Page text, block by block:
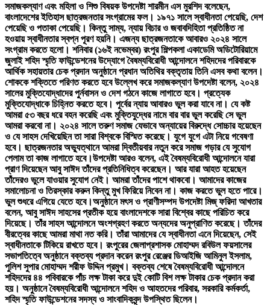
সমাজকল্যাণ এবং মহিলা ও শিশু বিষয়ক উপদেষ্টা শারমীন এস মুরশিদ বলেছেন,
বাংলাদেশের ইতিহাস ছাত্রজনতার সংগ্রামের ফল। ১৯৭১ সালে স্বাধীনতা পেয়েছি, দেশ
পেয়েছি ও পতাকা পেয়েছি। কিন্তু সাম্য, ন্যায় বিচার ও জবাবদিহিতা প্রতিষ্ঠিত না
হওয়ায় স্বাধীনতার স্বপ্ন পূরণ হয়নি। এজন্য ছাত্রজনতাকে আবারও ২০২৪ সালে
সংগ্রাম করতে হলো। শনিবার (১৬ই নভেম্বর) রংপুর শিল্পকলা একাডেমি অডিটোরিয়ামে
জুলাই শহিদ স্মৃতি ফাউন্ডেশনের উদ্যোগে বৈষম্যবিরোধী আন্দোলনে শহিদদের পরিবারকে
আর্থিক সহায়তার চেক প্রদান অনুষ্ঠানে প্রধান অতিথির বক্তৃতায় তিনি এসব কথা বলেন।
শোককে শক্তিতে পরিণত করতে হবে উল্লেখ করে সমাজকল্যাণ উপদেষ্টা বলেন, ২০২৪
সালের মুক্তিযোদ্ধাদের পুর্নবাসন ও দেশ গঠনে কাজে লাগাতে হবে। প্রত্যেক
মুক্তিযোদ্ধাকে চিহ্নিত করতে হবে। পূর্বের ন্যায় আবারও ভুল করা যাবে না। যে কষ্ট
আমরা ৫৩ বছর ধরে বহন করেছি এবং মুক্তিযুদ্ধের নামে বার বার ভুল করেছি সে ভুল
আমরা করবো না। ২০২৪ সালে তরুণ সমাজ যেভাবে অন্যায়ের বিরুদ্ধে সোচ্চার হয়েছেন
ও যে সাহস দেখিয়েছিন তা সারা বিশ্বকে বিস্মিত করেছে। যুগে যুগে এটা নিয়ে গবেষণা
হবে। ছাত্রজনতার অভ্যুত্থানে আমরা দ্বিতীয়বার নতুন করে সমাজ গড়ার যে সুযোগ
পেলাম তা কাজ লাগাতে হবে।উপদেষ্টা আরও বলেন, এই বৈষম্যবিরোধী আন্দোলনে যারা
প্রাণ দিয়েছেন আবু সাঈদ তাঁদের প্রতিনিধিত্ব করেছেন। আর যারা আহত হয়েছেন
তাঁদেরও ভুলে যাওয়ার সুযোগ নেই। আমরা তাঁদের পাশে থাকবো। আমাদের কাজের
সমালোচনা ও তিরস্কার করুন কিন্তু মুখ ফিরিয়ে নিবেন না। কাজ করতে ভুল হতে পারে।
ভুল শুধরে এগিয়ে যেতে হবে।অনুষ্ঠানে মৎস ও প্রাণীসম্পদ উপদেষ্টা মিজ্ ফরিদা আখতার
বলেন, আবু সাঈদ সাহসের প্রতীক হয়ে বাংলাদেশকে সারা বিশ্বের কাছে পরিচিত করে
দিয়েছে। তাঁর সাহস আন্দোলনে অংশগ্রহণ করতে অন্যদের অনুপ্রাণিত করেছে। তাঁদের
বীরত্বের কাছে আমরা মাথা নত করি। তাঁরা আমাদের যে স্বাধীনতা এনে দিয়েছেন, সেই
স্বাধীনতাকে টিকিয়ে রাখতে হবে। রংপুরের জেলাপ্রশাসক মোহাম্মদ রবিউল ফয়সালের
সভাপতিত্বে অনুষ্ঠানে বক্তব্য প্রদান করেন রংপুর রেঞ্জের ডিআইজি আমিনুল ইসলাম,
পুলিশ সুপার মোহাম্মদ শরীফ উদ্দিন প্রমুখ। বক্তব্য শেষে বৈষম্যবিরোধী আন্দোলনে
শহিদদের ৪৪ পবিবারকে পাঁচ লক্ষ টাকা করে দুই কোটি বিশ লক্ষ টাকার চেক প্রদান করা
হয়। অনুষ্ঠানে বৈষম্যবিরোধী আন্দোলনে শহিদ ও আহতদের পরিবার, সরকারি কর্মকর্তা,
শহিদ স্মৃতি ফাউন্ডেশনের সদস্য ও সাংবাদিকবৃন্দ উপস্থিত ছিলেন।